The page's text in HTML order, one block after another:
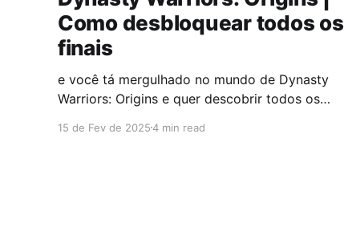
Como desbloquear todos os
finais
e você tá mergulhado no mundo de Dynasty
Warriors: Origins e quer descobrir todos os
lugar certo. Vamos te guiar passo a passo para
15 de Fev de 20254 min read